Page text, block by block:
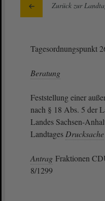
Zurück zur
Tagesordnungspunkt
Beratung
Feststellung einer
nach § 18 Abs. 5 der
Landes Sachsen-
Landtages Drucksache
Antrag Fraktionen
8/1299